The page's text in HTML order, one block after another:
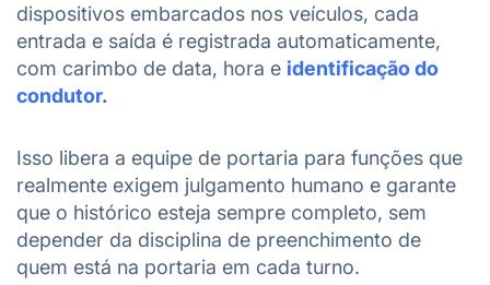
dispositivos embarcados nos veículos, cada
entrada e saída é registrada automaticamente,
com carimbo de data, hora e identificação do
condutor.
Isso libera a equipe de portaria para funções que
realmente exigem julgamento humano e garante
que o histórico esteja sempre completo, sem
depender da disciplina de preenchimento de
quem está na portaria em cada turno.